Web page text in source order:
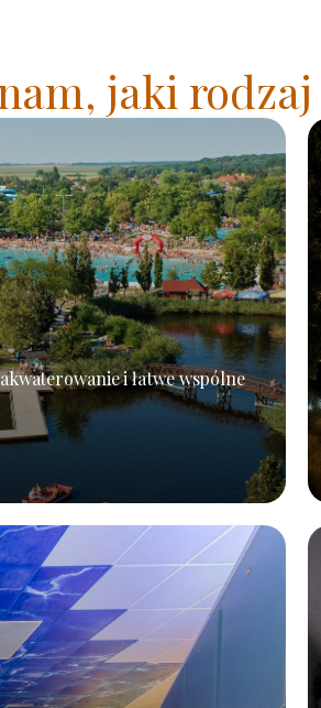
jaki
i łatwe wspólne